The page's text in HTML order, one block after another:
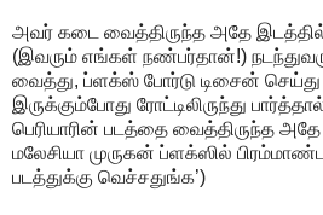
அவர் கடை வைத்திருந்த அதே
(இவரும் எங்கள் நண்பர்தான்!)
வைத்து, ப்ளக்ஸ் போர்டு டிசைன் செய்து
இருக்கும்போது ரோட்டிலிருந்து
பெரியாரின் படத்தை வைத்திருந்த
மலேசியா முருகன் ப்ளக்ஸில்
படத்துக்கு வெச்சதுங்க’)